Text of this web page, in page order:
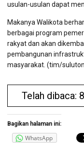
usulan-usulan dapat
Makanya Walikota
berbagai program
rakyat dan akan
pembangunan
masyarakat. (tim/
Telah dibaca:
Bagikan halaman ini:
WhatsApp